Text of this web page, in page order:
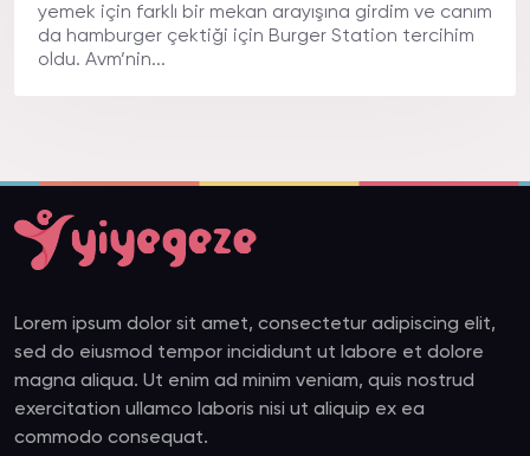
yemek için farklı bir mekan arayışına girdim ve canım
da hamburger çektiği için Burger Station tercihim
oldu. Avm’nin...
Lorem ipsum dolor sit amet, consectetur adipiscing elit,
sed do eiusmod tempor incididunt ut labore et dolore
magna aliqua. Ut enim ad minim veniam, quis nostrud
exercitation ullamco laboris nisi ut aliquip ex ea
commodo consequat.